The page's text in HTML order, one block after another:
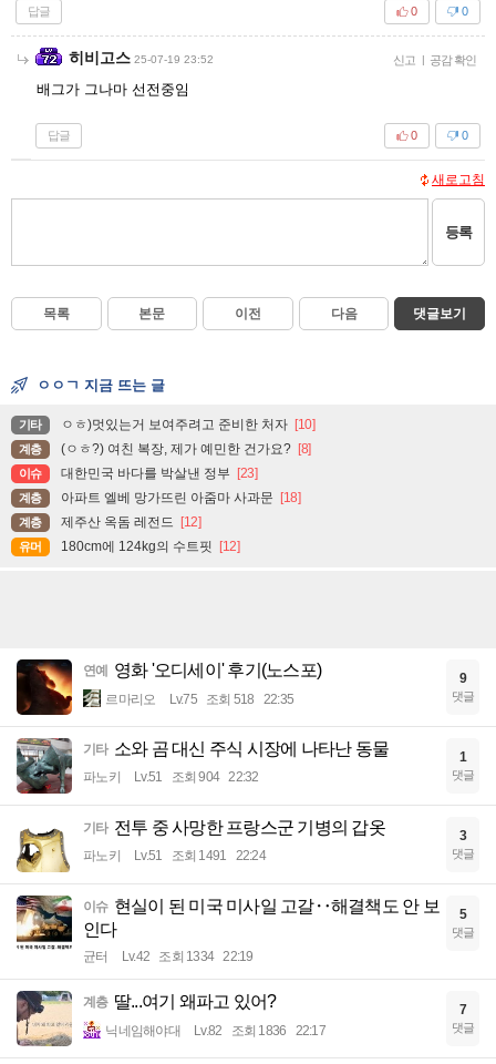
답글 0
0
히비고스 25-07-19 23:52 신고 | 공감 확인
배그가 그나마 선전중임
답글 0
0
새로고침
등록
목록 본문 이전 다음 댓글보기
ㅇㅇㄱ 지금 뜨는 글
기타 ㅇㅎ)멋있는거 보여주려고 준비한 처자 [10]
계층 (ㅇㅎ?) 여친 복장, 제가 예민한 건가요? [8]
이슈 대한민국 바다를 박살낸 정부 [23]
계층 아파트 엘베 망가뜨린 아줌마 사과문 [18]
계층 제주산 옥돔 레전드 [12]
유머 180cm에 124kg의 수트핏 [12]
연예 영화 '오디세이' 후기(노스포)
르마리오 Lv.75 조회 518 22:35
9
댓글
기타 소와 곰 대신 주식 시장에 나타난 동물
파노키 Lv.51 조회 904 22:32
1
댓글
기타 전투 중 사망한 프랑스군 기병의 갑옷
파노키 Lv.51 조회 1491 22:24
3
댓글
이슈 현실이 된 미국 미사일 고갈‥해결책도 안 보
인다
균터 Lv.42 조회 1334 22:19
5
댓글
계층 딸...여기 왜파고 있어?
닉네임해야대 Lv.82 조회 1836 22:17
7
댓글